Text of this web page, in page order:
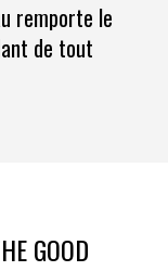
remporte le
de tout
GOOD